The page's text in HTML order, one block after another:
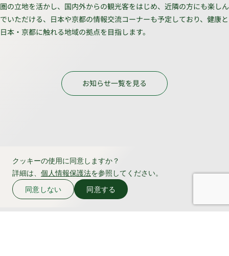
圏の立地を活かし、国内外からの観光客をはじめ、近隣の方にも楽しん
でいただける、日本や京都の情報交流コーナーも予定しており、健康と
日本・京都に触れる地域の拠点を目指します。
お知らせ一覧を見る
クッキーの使用に同意しますか？
詳細は、 個人情報保護法を参照してください。
同意する
同意しない